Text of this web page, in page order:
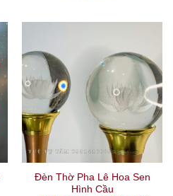
Đèn Thờ Pha Lê Hoa Sen
Hình Cầu